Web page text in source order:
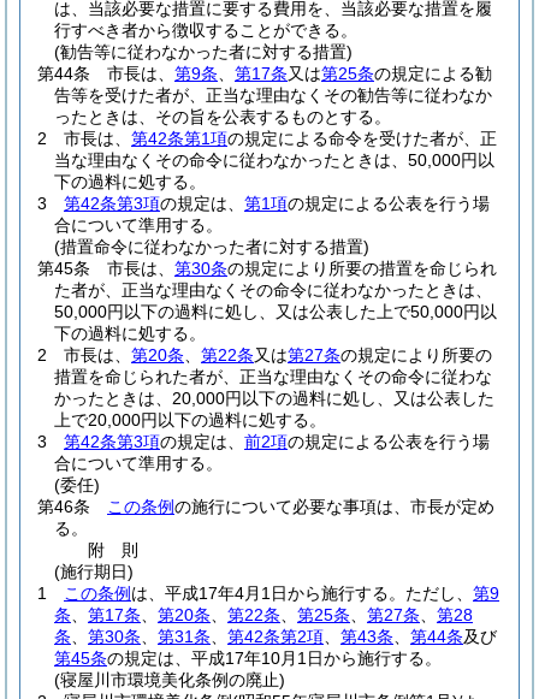
は、当該必要な措置に要する費用を、当該必要な措置を履
行すべき者から徴収することができる。
(勧告等に従わなかった者に対する措置)
第44条
市長は、 第9条 第17条又は第25条の規定による勧
告等を受けた者が、正当な理由なくその勧告等に従わなか
ったときは、その旨を公表するものとする。
2
市長は、 第42条第1項の規定による命令を受けた者が、正
当な理由なくその命令に従わなかったときは、50,000円以
下の過料に処する。
3
第42条第3項の規定は、 第1項の規定による公表を行う場
合について準用する。
(措置命令に従わなかった者に対する措置)
第45条
市長は、 第30条の規定により所要の措置を命じられ
た者が、正当な理由なくその命令に従わなかったときは、
50,000円以下の過料に処し、又は公表した上で50,000円以
下の過料に処する。
2
市長は、 第20条 第22条又は第27条の規定により所要の
措置を命じられた者が、正当な理由なくその命令に従わな
かったときは、20,000円以下の過料に処し、又は公表した
上で20,000円以下の過料に処する。
3
第42条第3項の規定は、 前2項の規定による公表を行う場
合について準用する。
(委任)
第46条
この条例の施行について必要な事項は、市長が定め
る。
附 則
(施行期日)
1
この条例 は、平成17年4月1日から施行する。 ただし、 第9
条
第17条 第20条 第22条 第25条 第27条
第28
条
第30条 第31条 第42条第2項 第43条 第44条及び
第45条の規定は、平成17年10月1日から施行する。
(寝屋川市環境美化条例の廃止)